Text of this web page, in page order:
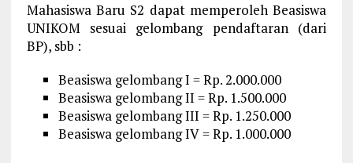
Mahasiswa Baru S2 dapat memperoleh Beasiswa
UNIKOM sesuai gelombang pendaftaran (dari
BP), sbb :
Beasiswa gelombang I = Rp. 2.000.000
Beasiswa gelombang II = Rp. 1.500.000
Beasiswa gelombang III = Rp. 1.250.000
Beasiswa gelombang IV = Rp. 1.000.000